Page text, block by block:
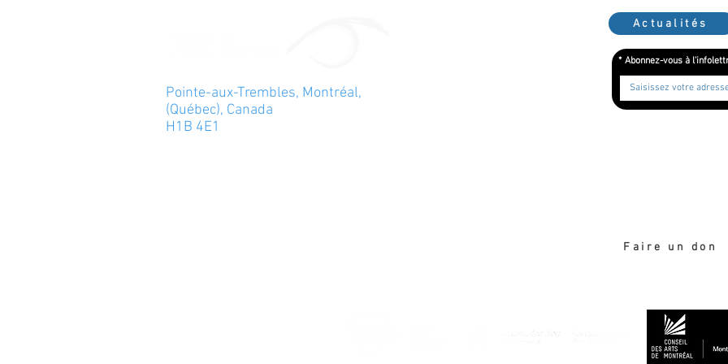
Pointe-aux-Trembles, Montréal,
(Québec), Canada
H1B 4E1
Actualités
* Abonnez-vous à
Faire un don